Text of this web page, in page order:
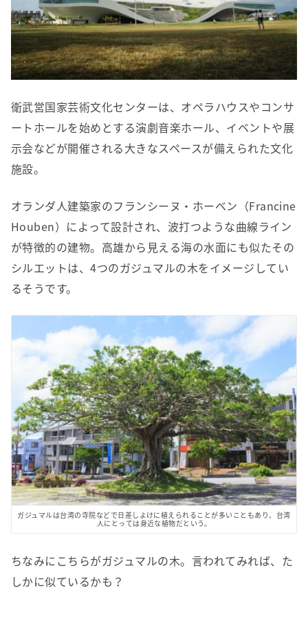
衛武営国家芸術文化センターは、オペラハウスやコンサ
ートホールを始めとする演劇音楽ホール、イベントや展
示会などが開催される大きなスペースが備えられた文化
施設。
オランダ人建築家のフランシーヌ・ホーベン（Francine
Houben）によって設計され、波打つような曲線ライン
が特徴的の建物。高雄から見える海の水面にも似たその
シルエットは、4つのガジュマルの木をイメージしてい
るそうです。
ガジュマルは台湾の寺院などで日差しよけに植えられることが多いこともあり、台湾
人にとっては身近な植物だという。
ちなみにこちらがガジュマルの木。言われてみれば、た
しかに似ているかも？